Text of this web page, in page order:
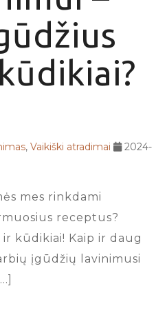
, Vaikiški atradimai
2024-
mes rinkdami
receptus?
kūdikiai! Kaip ir daug
įgūdžių lavinimusi